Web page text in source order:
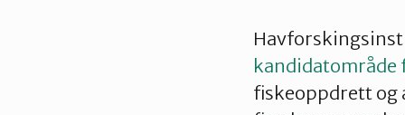
fiskeoppdrett og